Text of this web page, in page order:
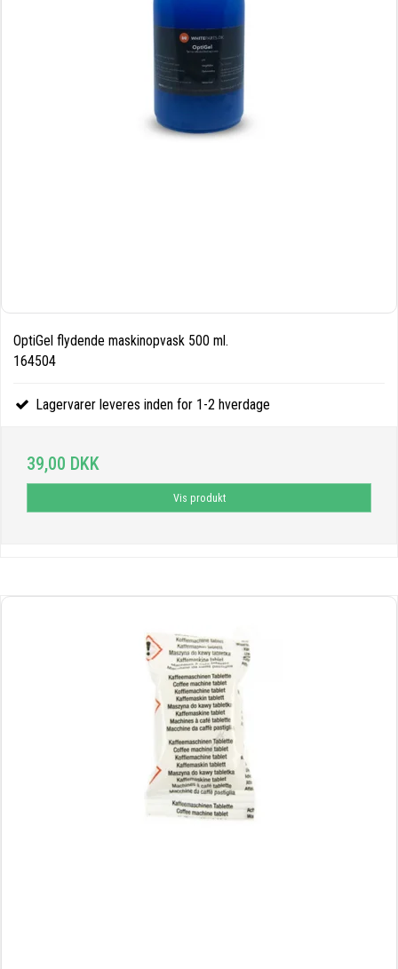
OptiGel flydende maskinopvask 500 ml.
164504
Lagervarer leveres inden for 1-2 hverdage
39,00 DKK
Vis produkt